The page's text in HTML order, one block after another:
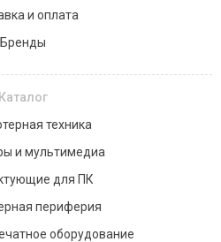
и оплата
Бренды
Каталог
техника
и мультимедиа
для ПК
периферия
оборудование